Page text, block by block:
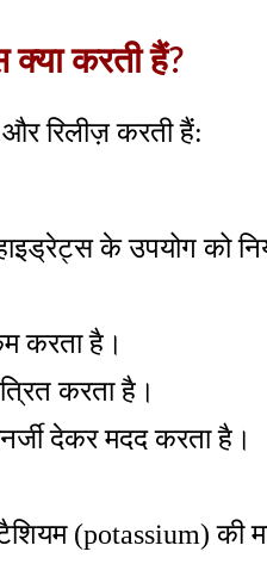
करती हैं?
और रिलीज़ करती हैं:
के उपयोग को
करता है।
करता है।
देकर मदद करता है।
(potassium) की